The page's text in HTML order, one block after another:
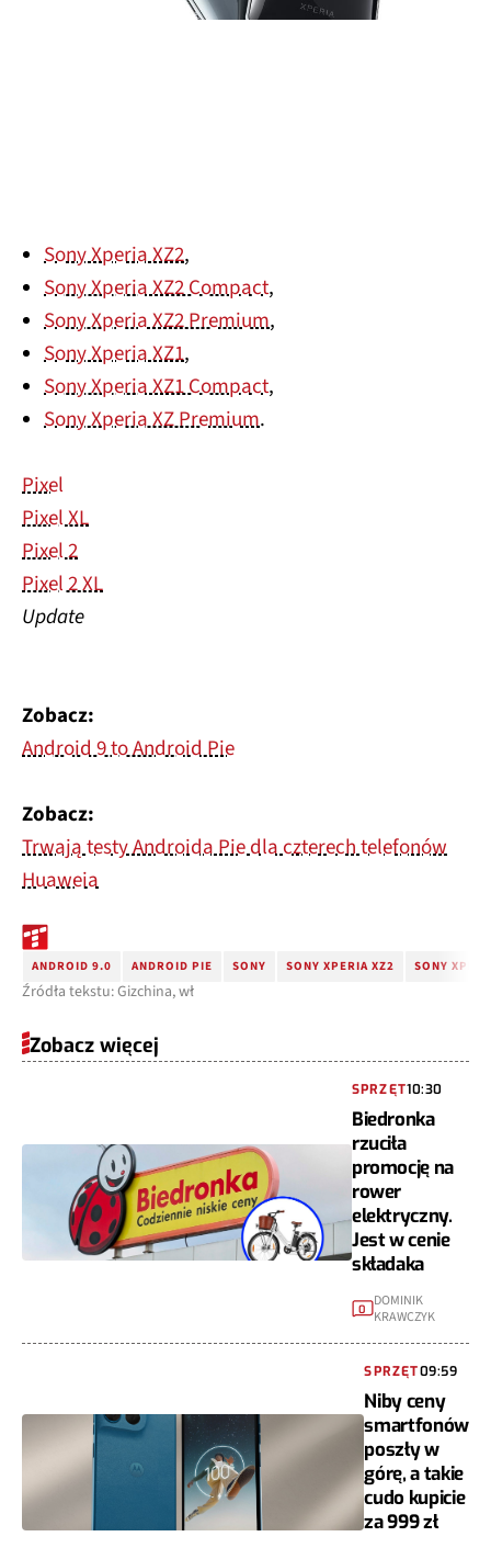
Sony Xperia XZ2,
Sony Xperia XZ2 Compact,
Sony Xperia XZ2 Premium,
Sony Xperia XZ1,
Sony Xperia XZ1 Compact,
Sony Xperia XZ Premium.
Pixel
Pixel XL
Pixel 2
Pixel 2 XL
Update
Zobacz:
Android 9 to Android Pie
Zobacz:
Trwają testy Androida Pie dla czterech telefonów
Huaweia
ANDROID 9.0 ANDROID PIE SONY SONY XPERIA XZ2 SONY
Źródła tekstu: Gizchina, wł
Zobacz więcej
SPRZĘT10:30
Biedronka
rzuciła
promocję na
rower
elektryczny.
Jest w cenie
składaka
0
DOMINIK
KRAWCZYK
SPRZĘT09:59
Niby ceny
smartfonów
poszły w
górę, a takie
cudo kupicie
za 999 zł